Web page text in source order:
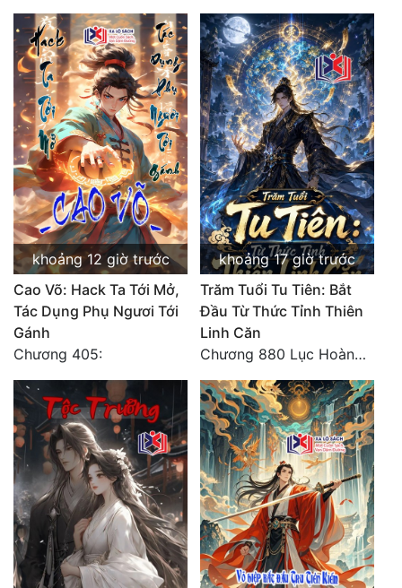
khoảng 12 giờ trước
Cao Võ: Hack Ta Tới Mở,
Tác Dụng Phụ Ngươi Tới
Gánh
Chương 405:
khoảng 17 giờ trước
Trăm Tuổi Tu Tiên: Bắt
Đầu Từ Thức Tỉnh Thiên
Linh Căn
Chương 880 Lục Hoàng Tử Cơ Thiên Tâm!